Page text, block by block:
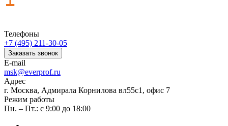
Телефоны
+7 (495) 211-30-05
Заказать звонок
E-mail
msk@everprof.ru
Адрес
г. Москва, Адмирала Корнилова вл55с1, офис 7
Режим работы
Пн. – Пт.: с 9:00 до 18:00